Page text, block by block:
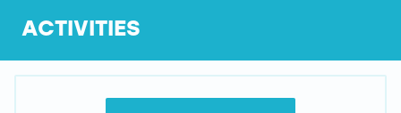
ACTIVITIES